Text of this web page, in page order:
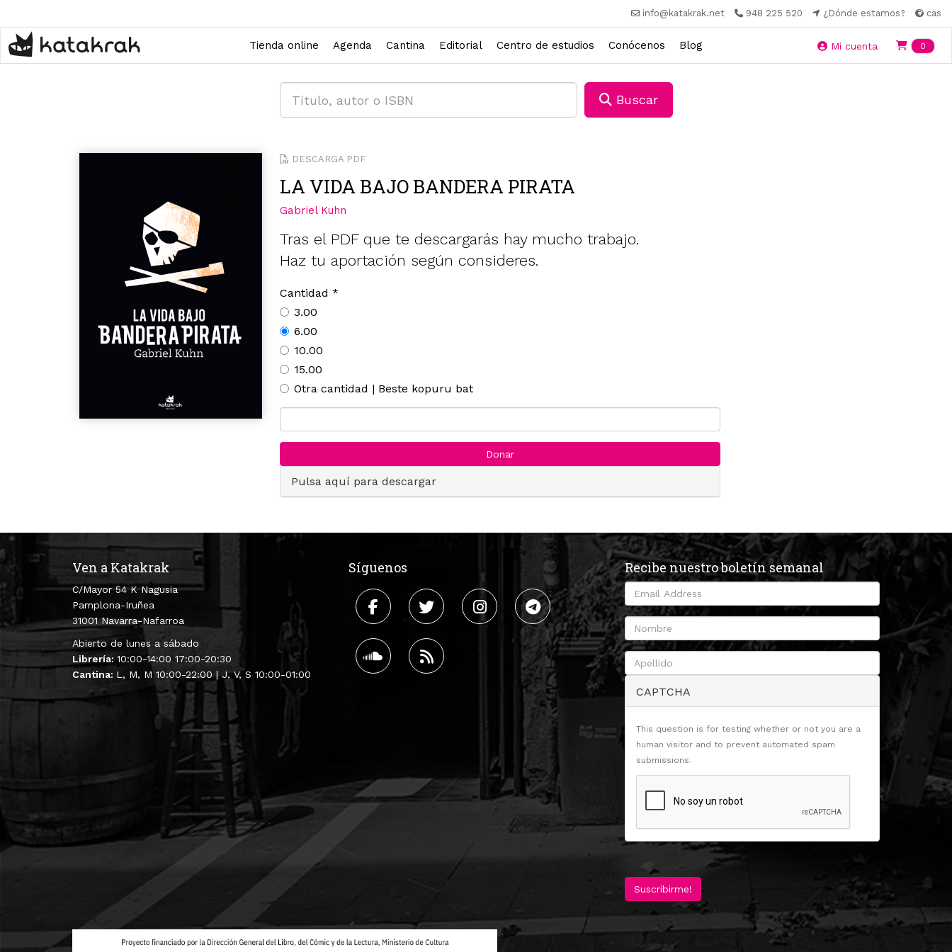
contenido
principal
info@katakrak.net 948 225 520 ¿Dónde estamos? cas
Tienda online Agenda Cantina Editorial Centro de estudios Conócenos Blog Mi cuenta 0
Buscar
DESCARGA PDF
LA VIDA BAJO BANDERA PIRATA
Gabriel Kuhn
Tras el PDF que te descargarás hay mucho trabajo.
Haz tu aportación según consideres.
Cantidad *
3.00
6.00
10.00
15.00
Otra cantidad | Beste kopuru bat
Donar
Pulsa aquí para descargar
Ven a Katakrak
C/Mayor 54 K Nagusia
Pamplona-Iruñea
31001 Navarra-Nafarroa
Abierto de lunes a sábado
Librería: 10:00-14:00 17:00-20:30
Cantina: L, M, M 10:00-22:00 | J, V, S 10:00-01:00
Síguenos Recibe nuestro boletín semanal
CAPTCHA
This question is for testing whether or not you are a
human visitor and to prevent automated spam
submissions.
Suscribirme!